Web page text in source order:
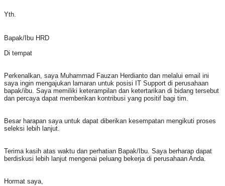
Yth.
Bapak/Ibu HRD
Di tempat
Perkenalkan, saya Muhammad Fauzan Herdianto dan melalui email ini
saya ingin mengajukan lamaran untuk posisi IT Support di perusahaan
bapak/ibu. Saya memiliki keterampilan dan ketertarikan di bidang tersebut
dan percaya dapat memberikan kontribusi yang positif bagi tim.
Besar harapan saya untuk dapat diberikan kesempatan mengikuti proses
seleksi lebih lanjut.
Terima kasih atas waktu dan perhatian Bapak/Ibu. Saya berharap dapat
berdiskusi lebih lanjut mengenai peluang bekerja di perusahaan Anda.
Hormat saya,